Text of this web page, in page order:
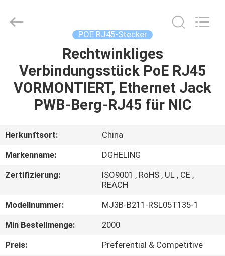
PRODUKTE
UNS
AUSFLUG
TRETEN
Rights
POE RJ45-Stecker
Rechtwinkliges
Verbindungsstück PoE RJ45
VORMONTIERT, Ethernet Jack
PWB-Berg-RJ45 für NIC
Herkunftsort:
China
Markenname:
DGHELING
Zertifizierung:
ISO9001 , RoHS , UL , CE ,
REACH
Modellnummer:
MJ3B-B211-RSL05T135-1
Min Bestellmenge:
2000
Preis:
Preferential & Competitive